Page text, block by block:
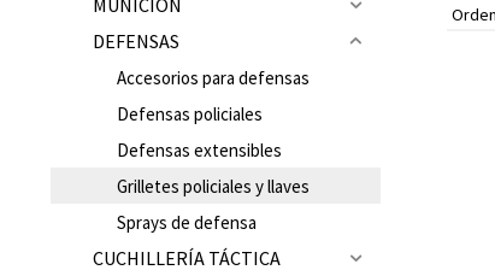
DEFENSAS
Accesorios para defensas
Defensas policiales
Defensas extensibles
Grilletes policiales y llaves
Sprays de defensa
CUCHILLERÍA TÁCTICA